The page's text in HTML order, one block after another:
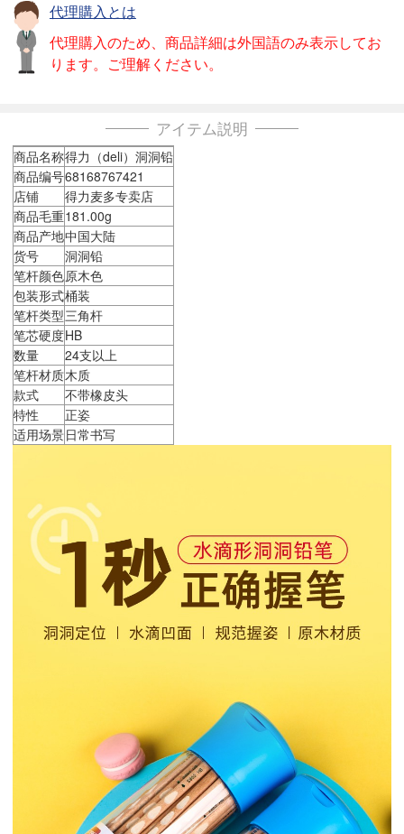
代理購入とは
代理購入のため、商品詳細は外国語のみ表示してお
ります。ご理解ください。
アイテム説明
商品名称得力（deli）洞洞铅
商品编号68168767421
店铺
得力麦多专卖店
商品毛重181.00g
商品产地中国大陆
货号
洞洞铅
笔杆颜色原木色
包装形式桶装
笔杆类型三角杆
笔芯硬度HB
数量
24支以上
笔杆材质木质
款式
不带橡皮头
特性
正姿
适用场景日常书写